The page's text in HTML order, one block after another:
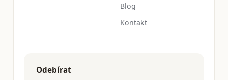
Blog
Kontakt
Odebírat